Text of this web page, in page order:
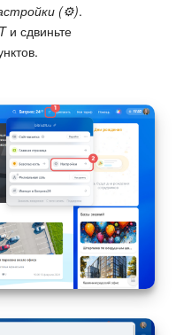
(⚙️).
и сдвиньте